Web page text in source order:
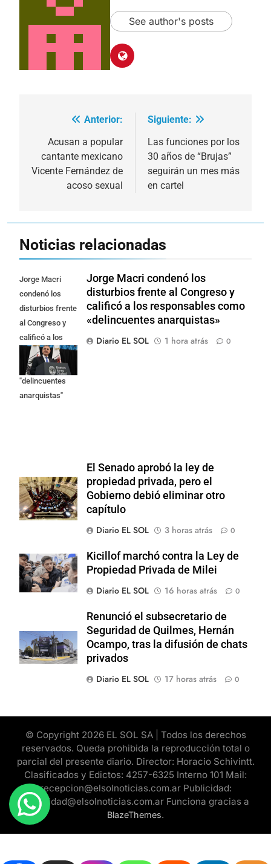
See author's posts
Navegación
entradas
Anterior:
Acusan a popular
cantante mexicano
Vicente Fernández de
acoso sexual
Siguiente:
Las funciones por los
30 años de “Brujas”
seguirán un mes más
en cartel
Noticias relacionadas
Jorge Macri
condenó los
disturbios frente
al Congreso y
calificó a los
responsables
como
"delincuentes
anarquistas"
Jorge Macri condenó los
disturbios frente al Congreso y
calificó a los responsables como
«delincuentes anarquistas»
Diario EL SOL
1 hora atrás 0
El Senado aprobó la ley de
propiedad privada, pero el
Gobierno debió eliminar otro
capítulo
Diario EL SOL
3 horas atrás 0
Kicillof marchó contra la Ley de
Propiedad Privada de Milei
Diario EL SOL
16 horas atrás 0
Renunció el subsecretario de
Seguridad de Quilmes, Hernán
Ocampo, tras la difusión de chats
privados
Diario EL SOL
17 horas atrás 0
© Copyright 2026 EL SOL SA | Todos los derechos
reservados. Queda prohibida la reproducción total o
parcial del presente diario. Director: Horacio Schivintt.
Clasificados y Edictos: 4257-6325 Interno 101 Mail:
recepcion@elsolnoticias.com.ar Publicidad:
publicidad@elsolnoticias.com.ar Funciona gracias a
BlazeThemes.